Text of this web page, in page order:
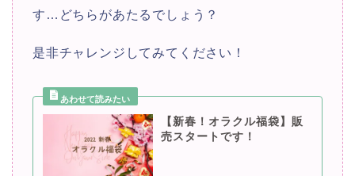
す…どちらがあたるでしょう？
是非チャレンジしてみてください！
【新春！オラクル福袋】販
売スタートです！